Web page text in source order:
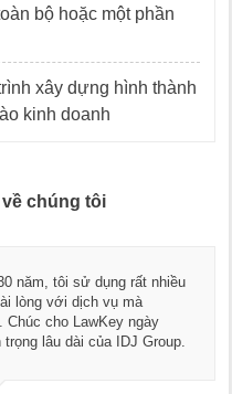
bộ hoặc một phần
xây dựng hình thành
kinh doanh
chúng tôi
năm, tôi sử dụng rất nhiều
lòng với dịch vụ mà
Chúc cho LawKey ngày
lâu dài của IDJ Group.